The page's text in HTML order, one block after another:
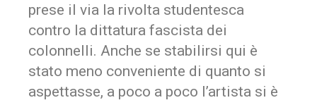
prese il via la rivolta studentesca
contro la dittatura fascista dei
colonnelli. Anche se stabilirsi qui è
stato meno conveniente di quanto si
aspettasse, a poco a poco l’artista si è